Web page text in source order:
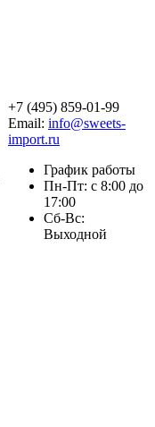
+7 (495) 859-01-99
Email: info@sweets-
import.ru
График работы
Пн-Пт: с 8:00 до
17:00
Сб-Вс:
Выходной